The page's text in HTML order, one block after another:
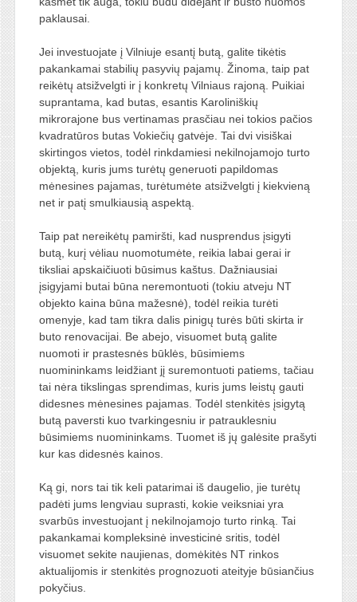
paklausai.
Jei investuojate į Vilniuje esantį butą, galite tikėtis
pakankamai stabilių pasyvių pajamų. Žinoma, taip pat
reikėtų atsižvelgti ir į konkretų Vilniaus rajoną. Puikiai
suprantama, kad butas, esantis Karoliniškių
mikrorajone bus vertinamas prasčiau nei tokios pačios
kvadratūros butas Vokiečių gatvėje. Tai dvi visiškai
skirtingos vietos, todėl rinkdamiesi nekilnojamojo turto
objektą, kuris jums turėtų generuoti papildomas
mėnesines pajamas, turėtumėte atsižvelgti į kiekvieną
net ir patį smulkiausią aspektą.
Taip pat nereikėtų pamiršti, kad nusprendus įsigyti
butą, kurį vėliau nuomotumėte, reikia labai gerai ir
tiksliai apskaičiuoti būsimus kaštus. Dažniausiai
įsigyjami butai būna neremontuoti (tokiu atveju NT
objekto kaina būna mažesnė), todėl reikia turėti
omenyje, kad tam tikra dalis pinigų turės būti skirta ir
buto renovacijai. Be abejo, visuomet butą galite
nuomoti ir prastesnės būklės, būsimiems
nuomininkams leidžiant jį suremontuoti patiems, tačiau
tai nėra tikslingas sprendimas, kuris jums leistų gauti
didesnes mėnesines pajamas. Todėl stenkitės įsigytą
butą paversti kuo tvarkingesniu ir patrauklesniu
būsimiems nuomininkams. Tuomet iš jų galėsite prašyti
kur kas didesnės kainos.
Ką gi, nors tai tik keli patarimai iš daugelio, jie turėtų
padėti jums lengviau suprasti, kokie veiksniai yra
svarbūs investuojant į nekilnojamojo turto rinką. Tai
pakankamai kompleksinė investicinė sritis, todėl
visuomet sekite naujienas, domėkitės NT rinkos
aktualijomis ir stenkitės prognozuoti ateityje būsiančius
pokyčius.